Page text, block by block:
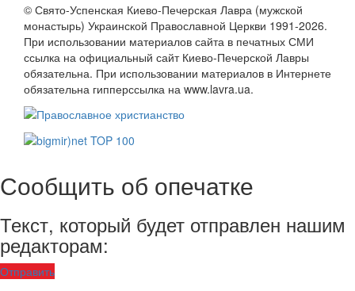
© Свято-Успенская Киево-Печерская Лавра (мужской
монастырь) Украинской Православной Церкви 1991-2026.
При использовании материалов сайта в печатных СМИ
ссылка на официальный сайт Киево-Печерской Лавры
обязательна. При использовании материалов в Интернете
обязательна гипперссылка на www.lavra.ua.
Сообщить об опечатке
Текст, который будет отправлен нашим
редакторам:
Отправить